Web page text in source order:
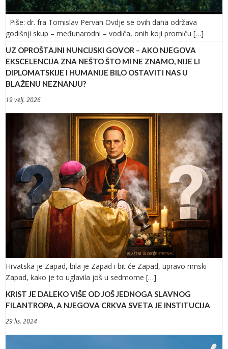
Piše: dr. fra Tomislav Pervan Ovdje se ovih dana održava
godišnji skup – međunarodni – vodiča, onih koji promiču […]
UZ OPROŠTAJNI NUNCIJSKI GOVOR – AKO NJEGOVA
EKSCELENCIJA ZNA NEŠTO ŠTO MI NE ZNAMO, NIJE LI
DIPLOMATSKIJE I HUMANIJE BILO OSTAVITI NAS U
BLAŽENU NEZNANJU?
19 velj. 2026
Hrvatska je Zapad, bila je Zapad i bit će Zapad, upravo rimski
Zapad, kako je to uglavila još u sedmome […]
KRIST JE DALEKO VIŠE OD JOŠ JEDNOGA SLAVNOG
FILANTROPA, A NJEGOVA CRKVA SVETA JE INSTITUCIJA
29 lis. 2024